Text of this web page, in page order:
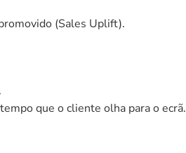
(Sales Uplift).
que o cliente olha para o ecrã.